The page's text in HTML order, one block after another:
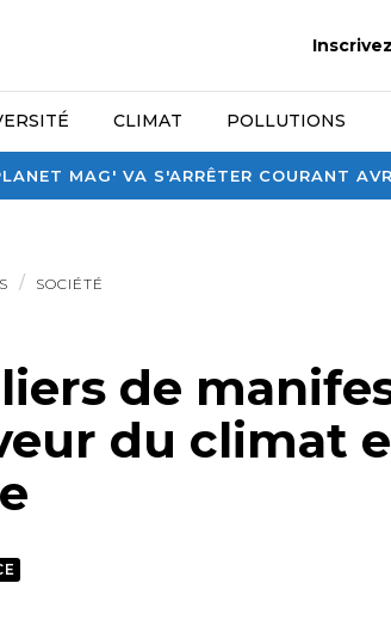
MAG' VA S'ARRÊTER COURANT
CLIMAT POLLUTIONS
SOCIÉTÉ
de
du climat